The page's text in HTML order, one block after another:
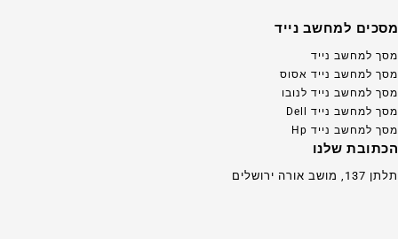
מסכים למחשב נייד
מסך למחשב נייד
מסך למחשב נייד אסוס
מסך למחשב נייד לנובו
מסך למחשב נייד Dell
מסך למחשב נייד Hp
הכתובת שלנו
תלתן 137, מושב אורה ירושלים